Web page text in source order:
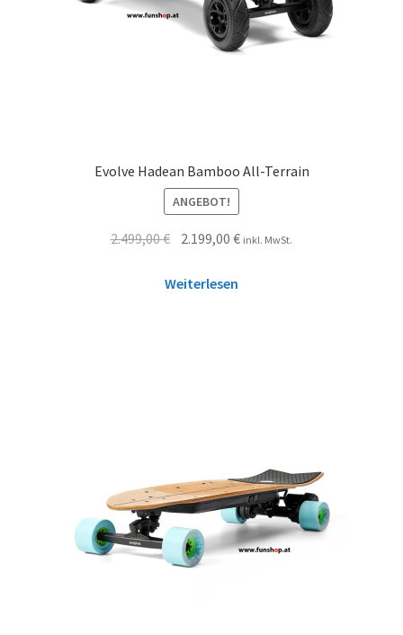
Evolve Hadean Bamboo All-Terrain
ANGEBOT!
2.499,00€ 2.199,00€ inkl. MwSt.
Weiterlesen